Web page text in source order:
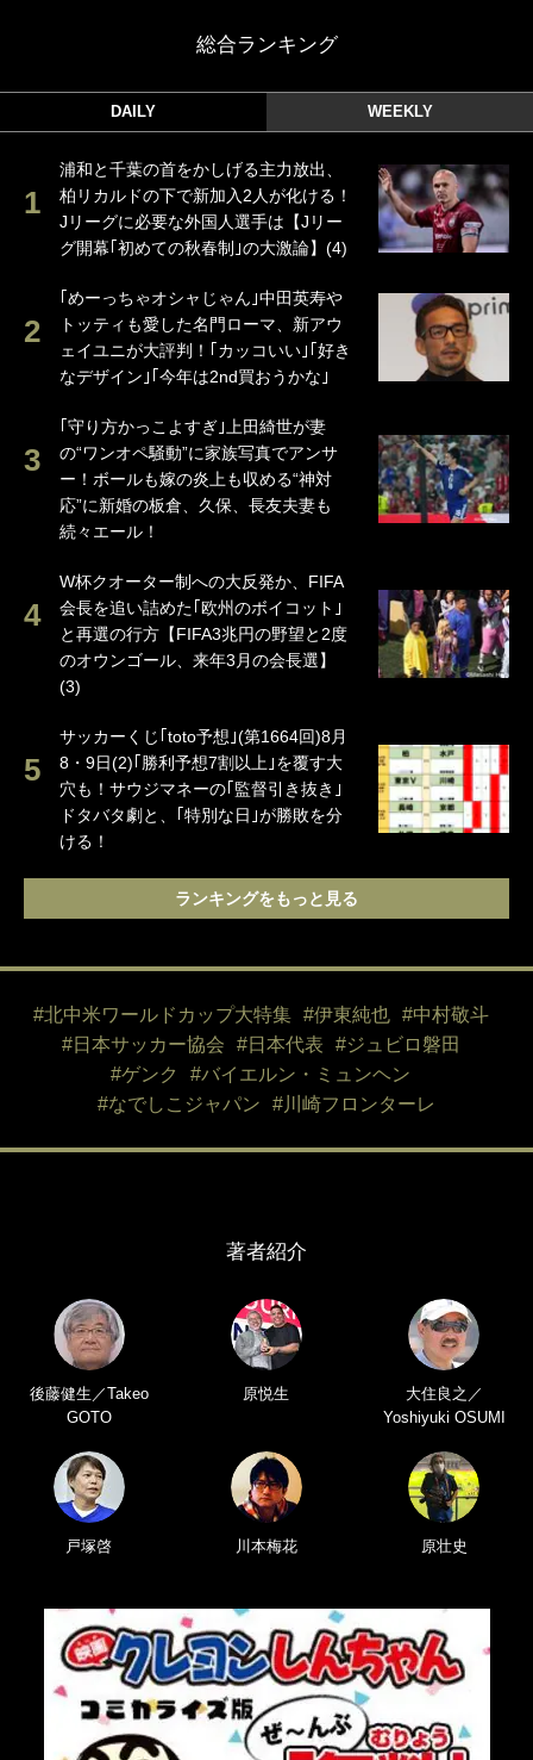
総合ランキング
DAILY WEEKLY
浦和と千葉の首をかしげる主力放出、
柏リカルドの下で新加入2人が化ける！
Jリーグに必要な外国人選手は【Jリー
グ開幕｢初めての秋春制｣の大激論】(4)
｢めーっちゃオシャじゃん｣中田英寿や
トッティも愛した名門ローマ、新アウ
ェイユニが大評判！｢カッコいい｣｢好き
なデザイン｣｢今年は2nd買おうかな｣
｢守り方かっこよすぎ｣上田綺世が妻
の“ワンオペ騒動”に家族写真でアンサ
ー！ボールも嫁の炎上も収める“神対
応”に新婚の板倉、久保、長友夫妻も
続々エール！
W杯クオーター制への大反発か、FIFA
会長を追い詰めた｢欧州のボイコット｣
と再選の行方【FIFA3兆円の野望と2度
のオウンゴール、来年3月の会長選】
(3)
サッカーくじ｢toto予想｣(第1664回)8月
8・9日(2)｢勝利予想7割以上｣を覆す大
穴も！サウジマネーの｢監督引き抜き｣
ドタバタ劇と、｢特別な日｣が勝敗を分
ける！
ランキングをもっと見る
#北中米ワールドカップ大特集 #伊東純也
#中村敬斗
#日本サッカー協会
#日本代表
#ジュビロ磐田
#ゲンク
#バイエルン・ミュンヘン
#なでしこジャパン
#川崎フロンターレ
著者紹介
後藤健生／Takeo
GOTO
原悦生
大住良之／
Yoshiyuki OSUMI
戸塚啓 川本梅花 原壮史